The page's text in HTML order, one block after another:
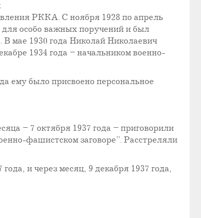
РККА. С ноября 1928 по апрель
особо важных поручений и был
мае 1930 года Николай Николаевич
1934 года – начальником военно-
ему было присвоено персональное
– 7 октября 1937 года – приговорили
фашистском заговоре”. Расстреляли
и через месяц, 9 декабря 1937 года,